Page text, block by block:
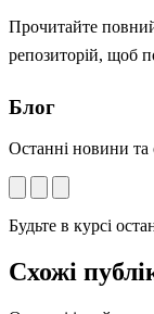
Прочитайте
репозиторій, щоб
Блог
Останні новини та
Будьте в курсі
Схожі